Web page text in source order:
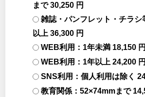
まで 30,250 円
雑誌・パンフレット・チラ
以上 36,300 円
WEB利用：1年未満 18,150 円
WEB利用：1年以上 24,200 円
SNS利用：個人利用は除く
教育関係：52×74mmまで